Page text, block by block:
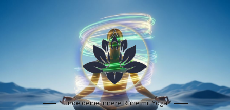
Finde deine innere Ruhe mit Yoga